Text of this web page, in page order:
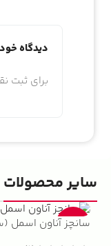
دیدگاه
برای ثبت
سایر محصولات
-13%
سانچز آناون اسمل